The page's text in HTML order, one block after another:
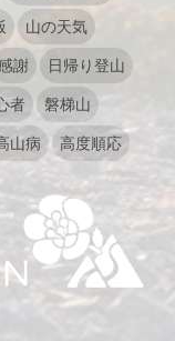
山の天気
感謝
日帰り登山
者
磐梯山
山病 高度順応